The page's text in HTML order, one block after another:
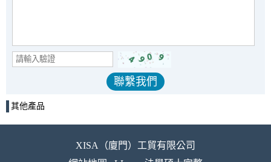
其他產品
XISA（廈門）工貿有限公司